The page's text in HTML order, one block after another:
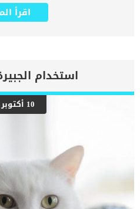
الاجابة حتى وان كانت “نعم”
الشيكولاتة عند القطط.
مواد اخرى مكونة للشيكولاتة قد
البيضاء والشيكولاتة الداكنة حتى
منهم سوف تصيبها ايضا باعراض
للشيكولاتة واليك اكثر الاعراض
سبب رعشة القطط ؟ اختلال التوازن
الحرارة اذا رأيت ايا من هذه
طبيب بيطرى فيمكن
اقرأ
استخدام
10 أكتوبر 2022